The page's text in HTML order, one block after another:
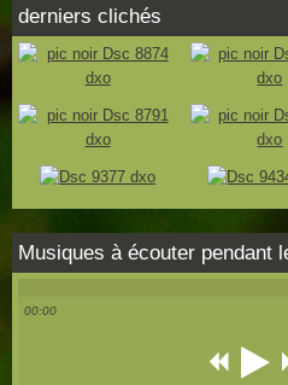
derniers clichés
Musiques à écouter pendant
00:00